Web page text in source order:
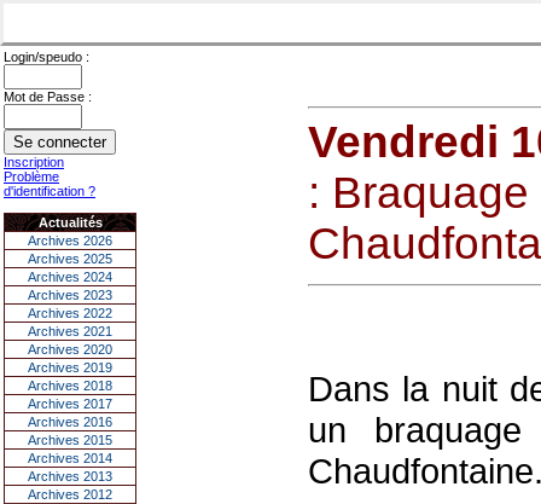
Login/speudo :
Mot de Passe :
Inscription
Problème
d'identification ?
Actualités
Archives 2026
Archives 2025
Archives 2024
Archives 2023
Archives 2022
Archives 2021
Archives 2020
Archives 2019
Archives 2018
Archives 2017
Archives 2016
Archives 2015
Archives 2014
Archives 2013
Archives 2012
Vendredi
:
Dans la nuit
un